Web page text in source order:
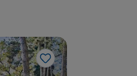
Like